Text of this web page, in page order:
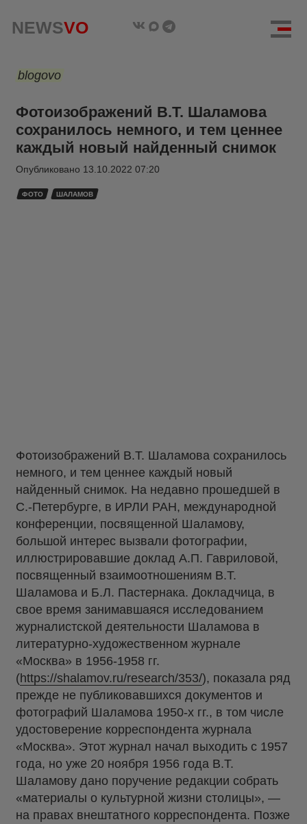
NEWSVO
blogovo
Фотоизображений В.Т. Шаламова
сохранилось немного, и тем ценнее
каждый новый найденный снимок
Опубликовано 13.10.2022 07:20
ФОТО ШАЛАМОВ
Фотоизображений В.Т. Шаламова сохранилось
немного, и тем ценнее каждый новый
найденный снимок. На недавно прошедшей в
С.-Петербурге, в ИРЛИ РАН, международной
конференции, посвященной Шаламову,
большой интерес вызвали фотографии,
иллюстрировавшие доклад А.П. Гавриловой,
посвященный взаимоотношениям В.Т.
Шаламова и Б.Л. Пастернака. Докладчица, в
свое время занимавшаяся исследованием
журналистской деятельности Шаламова в
литературно-художественном журнале
«Москва» в 1956-1958 гг.
(https://shalamov.ru/research/353/), показала ряд
прежде не публиковавшихся документов и
фотографий Шаламова 1950-х гг., в том числе
удостоверение корреспондента журнала
«Москва». Этот журнал начал выходить с 1957
года, но уже 20 ноября 1956 года В.Т.
Шаламову дано поручение редакции собрать
«материалы о культурной жизни столицы», —
на правах внештатного корреспондента. Позже